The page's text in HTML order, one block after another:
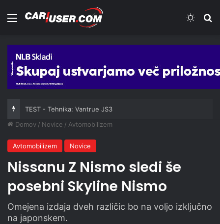
Meni
TEST - Tehnika: Vantrue JS3
Domov / Novice / Avtomobilizem
Avtomobilizem Novice
Nissanu Z Nismo sledi še
posebni Skyline Nismo
Omejena izdaja dveh različic bo na voljo izključno
na japonskem.